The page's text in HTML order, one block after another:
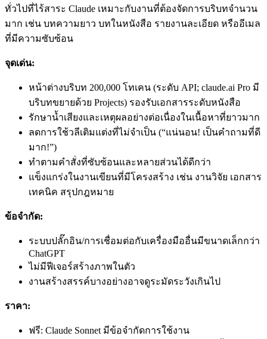
ทั่วไปที่ไร้สาระ Claude เหมาะกับงานที่ต้องจัดการบริบทจำนวน
มาก เช่น บทความยาว บทในหนังสือ รายงานละเอียด หรืออีเมล
ที่มีความซับซ้อน
จุดเด่น:
หน้าต่างบริบท 200,000 โทเคน (ระดับ API; claude.ai Pro มี
บริบทขยายด้วย Projects) รองรับเอกสารระดับหนังสือ
รักษาน้ำเสียงและเหตุผลอย่างต่อเนื่องในเนื้อหาที่ยาวมาก
ลดการใช้วลีเติมแต่งที่ไม่จำเป็น (“แน่นอน! เป็นคำถามที่ดี
มาก!”)
ทำตามคำสั่งที่ซับซ้อนและหลายส่วนได้ดีกว่า
แข็งแกร่งในงานเขียนที่มีโครงสร้าง เช่น งานวิจัย เอกสาร
เทคนิค สรุปกฎหมาย
ข้อจำกัด:
ระบบปลั๊กอิน/การเชื่อมต่อกับเครื่องมืออื่นมีขนาดเล็กกว่า
ChatGPT
ไม่มีฟีเจอร์สร้างภาพในตัว
งานสร้างสรรค์บางอย่างอาจดูระมัดระวังเกินไป
ราคา:
ฟรี: Claude Sonnet มีข้อจำกัดการใช้งาน